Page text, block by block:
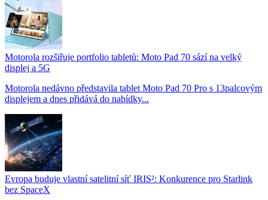
Motorola rozšiřuje portfolio tabletů: Moto Pad 70 sází na velký
displej a 5G
Motorola nedávno představila tablet Moto Pad 70 Pro s 13palcovým
displejem a dnes přidává do nabídky...
Evropa buduje vlastní satelitní síť IRIS²: Konkurence pro Starlink
bez SpaceX